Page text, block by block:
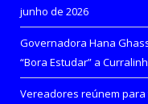
junho de 2026
Governadora Hana
“Bora Estudar” a
Vereadores reúnem